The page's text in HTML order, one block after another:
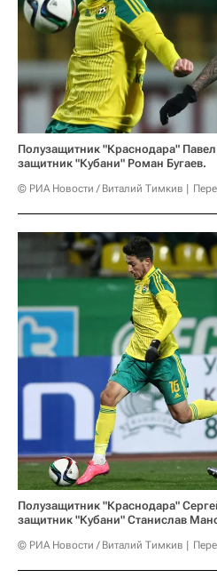
Полузащитник "Краснодара"
защитник "Кубани" Роман Бугаев.
© РИА Новости / Виталий Тимкив
Полузащитник "Краснодара"
защитник "Кубани" Станислав
© РИА Новости / Виталий Тимкив